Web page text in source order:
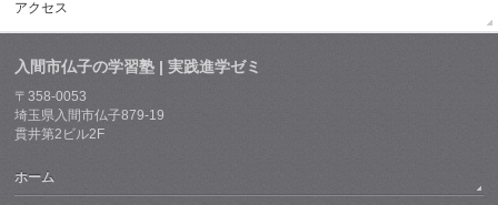
アクセス
入間市仏子の学習塾 | 実践進学ゼミ
〒358-0053
埼玉県入間市仏子879-19
貫井第2ビル2F
ホーム